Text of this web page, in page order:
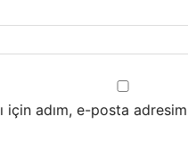
için adım, e-posta